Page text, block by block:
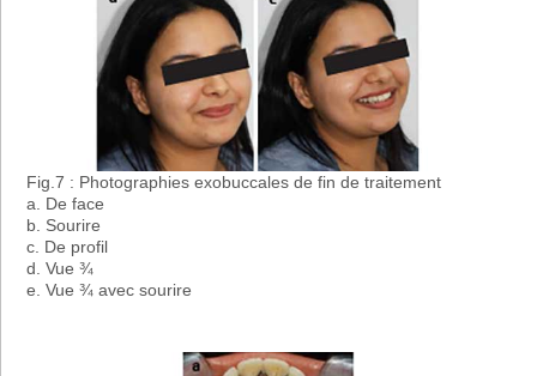
Fig.7 : Photographies exobuccales de fin de traitement
a. De face
b. Sourire
c. De profil
d. Vue ¾
e. Vue ¾ avec sourire